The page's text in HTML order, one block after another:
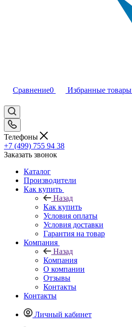
Сравнение0 Избранные товары
Телефоны
+7 (499) 755 94 38
Заказать звонок
Каталог
Производители
Как купить
Назад
Как купить
Условия оплаты
Условия доставки
Гарантия на товар
Компания
Назад
Компания
О компании
Отзывы
Контакты
Контакты
Личный кабинет